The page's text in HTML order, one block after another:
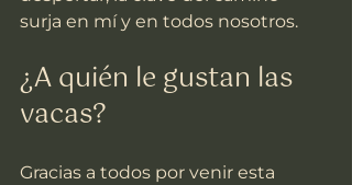
surja en mí y en todos nosotros.
¿A quién le gustan las
vacas?
Gracias a todos por venir esta